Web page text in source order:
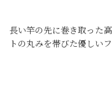
長い竿の先に巻き取った
トの丸みを帯びた優しい